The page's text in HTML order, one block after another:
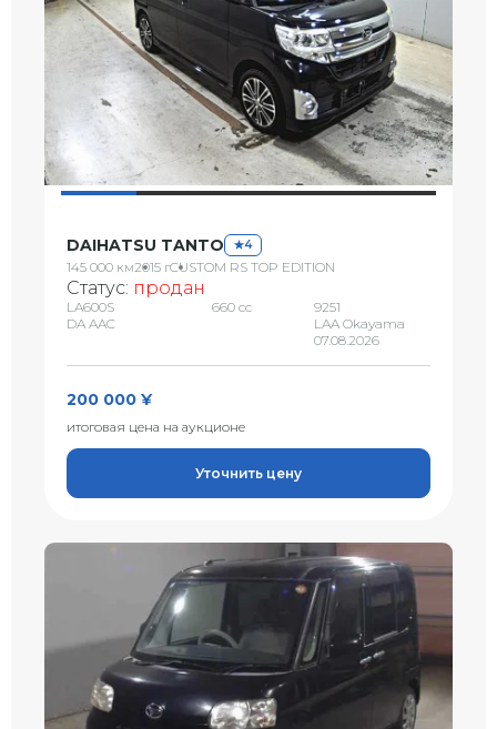
DAIHATSU TANTO 4
145 000 км2015 гCUSTOM RS TOP EDITION
Статус: продан
LA600S
DA AAC
660 сс
9251
LAA Okayama
07.08.2026
200 000 ¥
итоговая цена на аукционе
Уточнить цену